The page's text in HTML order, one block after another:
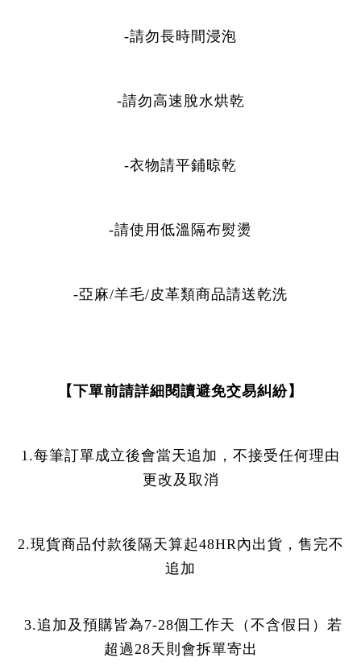
-請勿長時間浸泡
-請勿高速脫水烘乾
-衣物請平鋪晾乾
-請使用低溫隔布熨燙
-亞麻/羊毛/皮革類商品請送乾洗
【下單前請詳細閱讀避免交易糾紛】
1.每筆訂單成立後會當天追加，不接受任何理由
更改及取消
2.現貨商品付款後隔天算起48HR內出貨，售完不
追加
3.追加及預購皆為7-28個工作天（不含假日）若
超過28天則會拆單寄出